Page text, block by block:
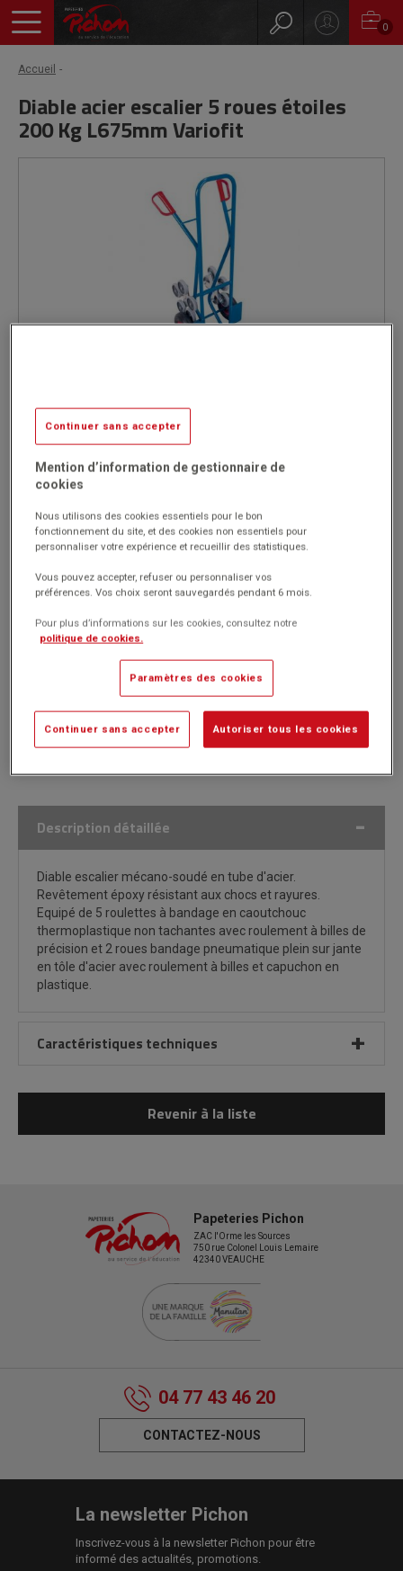
0
Accueil
Diable acier escalier 5 roues étoiles
200 Kg L675mm Variofit
Code EAN : 4035694007604
(Produit ni repris, ni échangé)
Diable escalier mécano-soudé en tube d'acier.
Revêtement époxy résistant aux chocs et rayures.
Equipé de 5 roulettes à bandage en caoutchouc thermoplastique
bandage pneumatique plein sur jante en tôle d'acier avec
roulement à billes et capuchon en plastique.
Marque : Variofit
HT
(502.80€TTC) Passer commande
Description détaillée
Diable escalier mécano-soudé en tube d'acier.
Revêtement époxy résistant aux chocs et rayures.
Equipé de 5 roulettes à bandage en caoutchouc
thermoplastique non tachantes avec roulement à billes de
précision et 2 roues bandage pneumatique plein sur jante
en tôle d'acier avec roulement à billes et capuchon en
plastique.
Caractéristiques techniques
Revenir à la liste
Papeteries Pichon
ZAC l'Orme les Sources
750 rue Colonel Louis Lemaire
42340 VEAUCHE
04 77 43 46 20
CONTACTEZ-NOUS
La newsletter Pichon
Inscrivez-vous à la newsletter Pichon pour être
informé des actualités, promotions.
Continuer sans accepter
Mention d’information de gestionnaire de
cookies
Nous utilisons des cookies essentiels pour le bon
fonctionnement du site, et des cookies non essentiels pour
personnaliser votre expérience et recueillir des statistiques.
Vous pouvez accepter, refuser ou personnaliser vos
préférences. Vos choix seront sauvegardés pendant 6 mois.
Pour plus d’informations sur les cookies, consultez notre
politique de cookies.
Paramètres des cookies
Continuer sans accepter Autoriser tous les cookies